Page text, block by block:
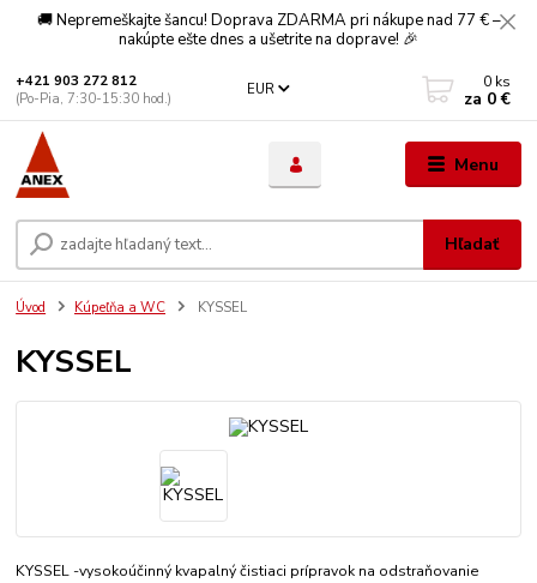
🚚 Nepremeškajte šancu! Doprava ZDARMA pri nákupe nad 77 € –
nakúpte ešte dnes a ušetrite na doprave! 🎉
Menu
EUR
Hľadať
+421 903 272 812
(Po-Pia, 7:30-15:30 hod.)
0 ks
za 0 €
Úvod Kúpeľňa a WC KYSSEL
KYSSEL
KYSSEL -vysokoúčinný kvapalný čistiaci prípravok na odstraňovanie